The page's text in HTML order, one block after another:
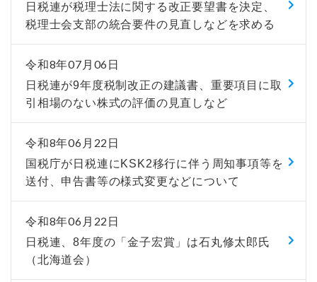
日税連が税理士法に関する改正要望書を決定、
税理士会支部の統合要件の見直しなどを求める
令和8年07月06日
日税連が9年度税制改正の建議書、重要項目に取
引相場のない株式の評価の見直しなど
令和8年06月22日
国税庁が日税連にKSK2移行に伴う周知事項等を
送付、申告書等の様式変更などについて
令和8年06月22日
日税連、8年度の「金子宏賞」は石丸修太郎氏
（北海道会）